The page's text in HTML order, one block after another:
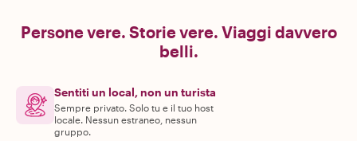
Persone vere. Storie vere. Viaggi davvero
belli.
Sentiti un local, non un turista
Sempre privato. Solo tu e il tuo host
locale. Nessun estraneo, nessun
gruppo.